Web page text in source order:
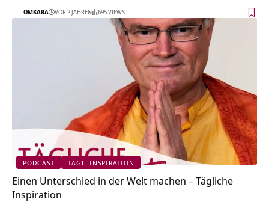
OMKARA VOR 2 JAHREN 695 VIEWS
PODCAST TÄGL. INSPIRATION
Einen Unterschied in der Welt machen – Tägliche
Inspiration